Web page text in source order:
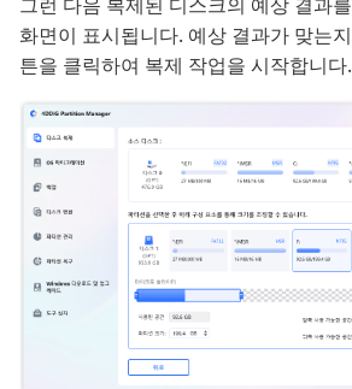
화면이 표시됩니다. 예상 결과가 맞는
튼을 클릭하여 복제 작업을 시작합니다.